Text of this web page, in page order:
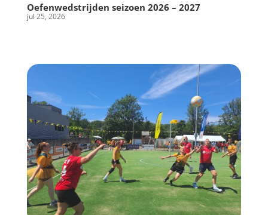
Oefenwedstrijden seizoen 2026 – 2027
jul 25, 2026